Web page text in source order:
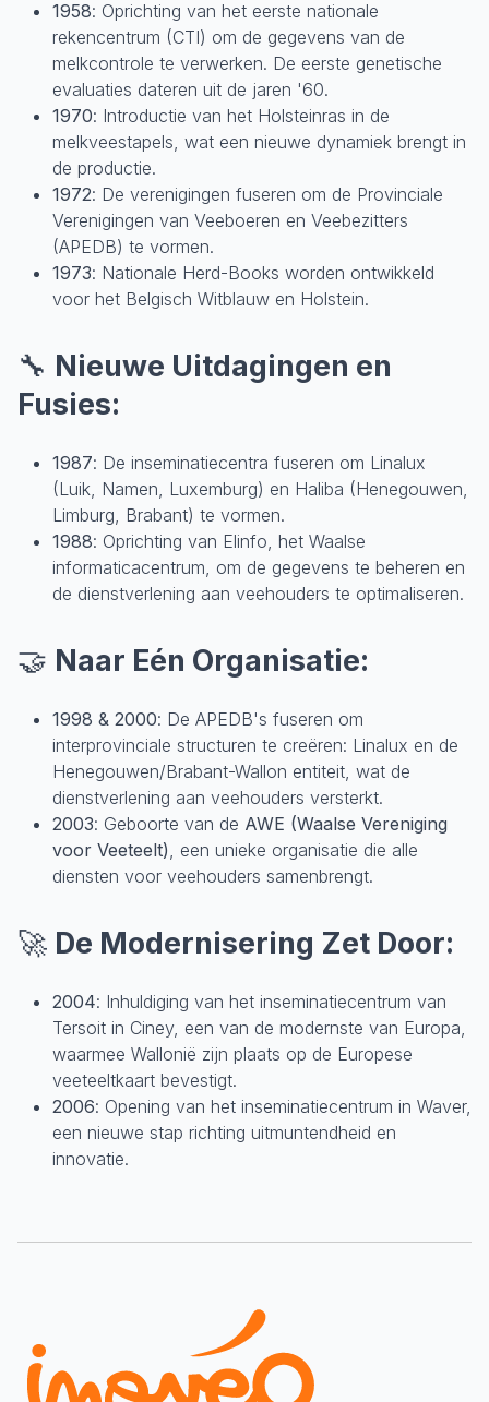
1958: Oprichting van het eerste nationale
rekencentrum (CTI) om de gegevens van de
melkcontrole te verwerken. De eerste genetische
evaluaties dateren uit de jaren '60.
1970: Introductie van het Holsteinras in de
melkveestapels, wat een nieuwe dynamiek brengt in
de productie.
1972: De verenigingen fuseren om de Provinciale
Verenigingen van Veeboeren en Veebezitters
(APEDB) te vormen.
1973: Nationale Herd-Books worden ontwikkeld
voor het Belgisch Witblauw en Holstein.
🔧 Nieuwe Uitdagingen en
Fusies:
1987: De inseminatiecentra fuseren om Linalux
(Luik, Namen, Luxemburg) en Haliba (Henegouwen,
Limburg, Brabant) te vormen.
1988: Oprichting van Elinfo, het Waalse
informaticacentrum, om de gegevens te beheren en
de dienstverlening aan veehouders te optimaliseren.
🤝 Naar Eén Organisatie:
1998 & 2000: De APEDB's fuseren om
interprovinciale structuren te creëren: Linalux en de
Henegouwen/Brabant-Wallon entiteit, wat de
dienstverlening aan veehouders versterkt.
2003: Geboorte van de AWE (Waalse Vereniging
voor Veeteelt), een unieke organisatie die alle
diensten voor veehouders samenbrengt.
🚀 De Modernisering Zet Door:
2004: Inhuldiging van het inseminatiecentrum van
Tersoit in Ciney, een van de modernste van Europa,
waarmee Wallonië zijn plaats op de Europese
veeteeltkaart bevestigt.
2006: Opening van het inseminatiecentrum in Waver,
een nieuwe stap richting uitmuntendheid en
innovatie.